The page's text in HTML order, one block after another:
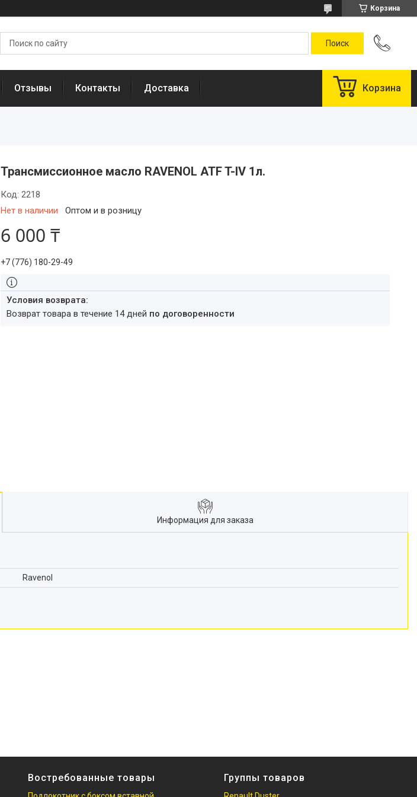
Корзина
Отзывы Контакты Доставка Корзина
Трансмиссионное масло RAVENOL ATF T-IV 1л.
Нет в наличии Оптом и в розницу
Код:2218
6 000 ₸
+7 (776) 180-29-49
возврат товара в течение 14 дней по договоренности
Информация для заказа
Ravenol
Востребованные товары Группы товаров